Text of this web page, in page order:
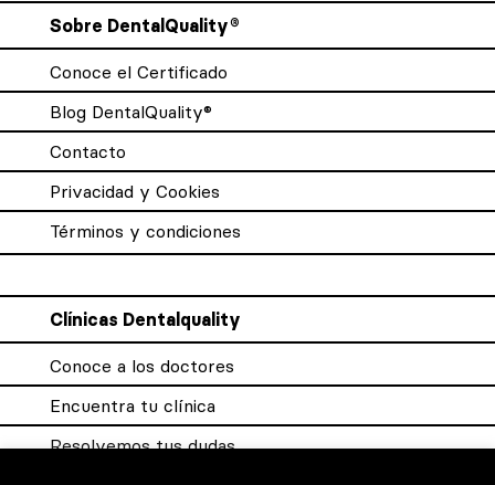
Sobre DentalQuality®
Conoce el Certificado
Blog DentalQuality®
Contacto
Privacidad y Cookies
Términos y condiciones
Clínicas Dentalquality
Conoce a los doctores
Encuentra tu clínica
Resolvemos tus dudas